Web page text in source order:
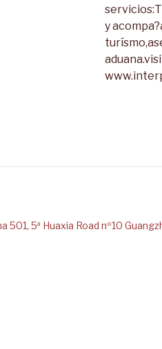
y
501, 5ª Huaxia Road nº10